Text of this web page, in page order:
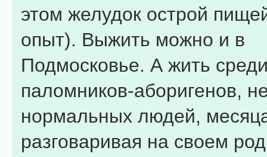
этом желудок острой
опыт). Выжить можно и в
Подмосковье. А жить
паломников-аборигенов,
нормальных людей,
разговаривая на своем